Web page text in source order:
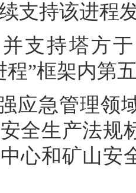
支持该进程
支持塔方
程”框架内第
应急管理领
全生产法规
心和矿山安